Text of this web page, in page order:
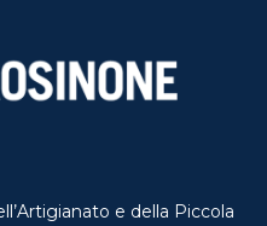
e della Piccola